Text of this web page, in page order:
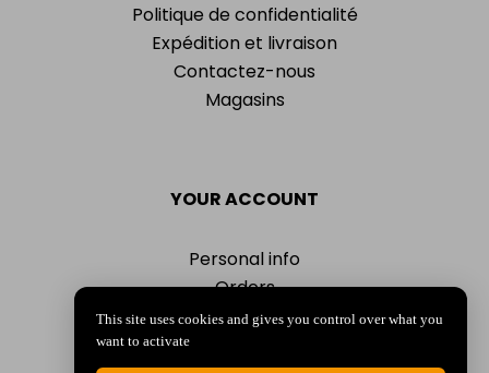
Politique de confidentialité
Expédition et livraison
Contactez-nous
Magasins
YOUR ACCOUNT
Personal info
Orders
Addresses
This site uses cookies and gives you control over what you
want to activate